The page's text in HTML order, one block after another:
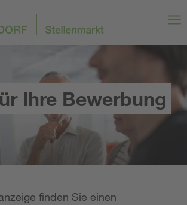
Ihre Bewerbung
finden Sie einen